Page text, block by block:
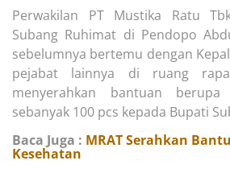
Perwakilan PT Mustika Ratu
Subang Ruhimat di Pendopo
sebelumnya bertemu dengan
pejabat lainnya di ruang
menyerahkan bantuan
sebanyak 100 pcs kepada Bupati
Baca Juga : MRAT Serahkan
Kesehatan